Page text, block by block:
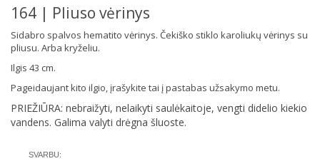
164 | Pliuso vėrinys
Sidabro spalvos hematito vėrinys. Čekiško stiklo karoliukų vėrinys su
pliusu. Arba kryželiu.
Ilgis 43 cm.
Pageidaujant kito ilgio, įrašykite tai į pastabas užsakymo metu.
PRIEŽIŪRA: nebraižyti, nelaikyti saulėkaitoje, vengti didelio kiekio
vandens. Galima valyti drėgna šluoste.
SVARBU: